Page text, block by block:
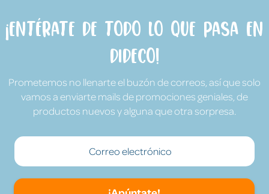
¡Entérate de todo lo que pasa en
Dideco!
Prometemos no llenarte el buzón de correos, así que solo
vamos a enviarte mails de promociones geniales, de
productos nuevos y alguna que otra sorpresa.